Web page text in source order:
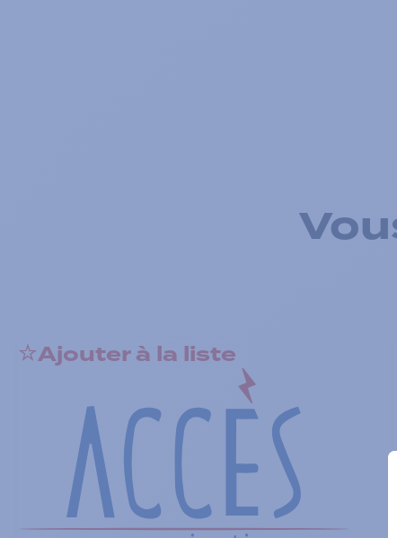
Ajouter à la liste